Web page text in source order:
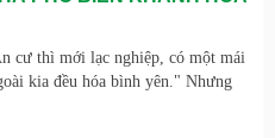
cư thì mới lạc nghiệp, có một mái
kia đều hóa bình yên." Nhưng